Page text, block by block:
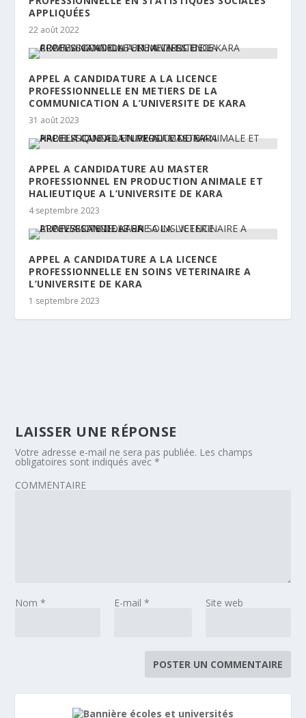
APPLIQUÉES
22 août 2022
APPEL A CANDIDATURE A LA LICENCE
PROFESSIONNELLE EN METIERS DE LA
COMMUNICATION A L’UNIVERSITE DE KARA
31 août 2023
APPEL A CANDIDATURE AU MASTER
PROFESSIONNEL EN PRODUCTION ANIMALE ET
HALIEUTIQUE A L’UNIVERSITE DE KARA
4 septembre 2023
APPEL A CANDIDATURE A LA LICENCE
PROFESSIONNELLE EN SOINS VETERINAIRE A
L’UNIVERSITE DE KARA
1 septembre 2023
LAISSER UNE RÉPONSE
Votre adresse e-mail ne sera pas publiée. Les champs
obligatoires sont indiqués avec*
COMMENTAIRE
Nom* E-mail * Site web